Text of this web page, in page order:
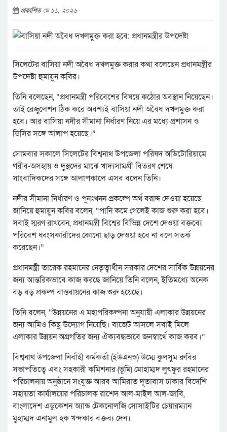
প্রকাশিতমে ১১, ২০২৬
সিলেটের বাসিয়া নদী অবৈধ দখলমুক্ত করার কথা বলেছেন প্রধানমন্ত্রীর
উপদেষ্টা হুমায়ুন কবির।
তিনি বলেছেন, “প্রধানমন্ত্রী পরিবেশের বিষয়ে কঠোর অবস্থান নিয়েছেন।
তাই রেজুলেশন ঠিক করে অবশ্যই বাসিয়া নদী অবৈধ দখলমুক্ত করা
হবে। আর বাসিয়া নদীর সীমানা নির্ধারণ নিয়ে এর মধ্যে প্রশাসন ও
ডিসির সঙ্গে আলাপ হয়েছে।”
সোমবার সকালে সিলেটের বিশ্বনাথ উপজেলা পরিষদ অডিটোরিয়ামে
গরীব-অসহায় ও দুস্থদের মাঝে খাদ্যসামগ্রী বিতরণ শেষে
সাংবাদিকদের সঙ্গে আলাপকালে এসব বলেন তিনি।
নদীর সীমানা নির্ধারণ ও পুনঃখনন প্রকল্পে অর্থ বরাদ্দ দেওয়া হয়েছে
জানিয়ে হুমায়ুন কবির বলেন, “পানি কমে গেলেই কাজ শুরু করা হবে।
সবাই স্মরণ রাখবেন, প্রধানমন্ত্রী বিশ্বের বিভিন্ন দেশে দেওয়া বক্তব্যে
পরিবেশ ধ্বংসকারীদের কোনো ছাড় দেওয়া হবে না বলে সতর্ক
করেছেন।”
প্রধানমন্ত্রী তারেক রহমানের নেতৃত্বাধীন সরকার দেশের সার্বিক উন্নয়নের
জন্য আন্তরিকভাবে কাজ করছে জানিয়ে তিনি বলেন, ইতিমধ্যে অনেক
বড় বড় প্রকল্প বাস্তবায়নের কাজ শুরু হয়েছে।
তিনি বলেন, “উন্নয়নের এ মহাপরিকল্পনা অনুযায়ী এলাকার উন্নয়নের
জন্য আমিও কিছু উদ্যোগ নিয়েছি। বাজেট আসলে সবাই মিলে
এলাকার উন্নয়ন অগ্রগতির জন্য ঐক্যবদ্ধভাবে জনস্বার্থে কাজ করব।”
বিশ্বনাথ উপজেলা নির্বাহী কর্মকর্তা (ইউএনও) উম্মে কুলসুম রুবির
সভাপতিত্বে এবং সহকারী কমিশনার (ভূমি) মোহাম্মদ লুৎফুর রহমানের
পরিচালনায় অনুষ্ঠানে সংযুক্ত আরব আমিরাত দূতাবাস ঢাকার বিদেশি
সহায়তা কার্যালয়ের পরিচালক রাশেদ আল-মাইল আল-জাবি,
বাংলাদেশ এডুকেশন অ্যান্ড টেকনোলজি সোসাইটির চেয়ারম্যান
মুহাম্মদ এনামুল হক খন্দকার বক্তব্য দেন।